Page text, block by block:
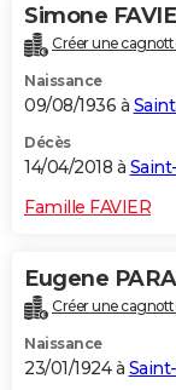
Simone
Créer une
Naissance
09/08/1936 à
Décès
14/04/2018 à
Famille FAVIER
Eugene
Créer une
Naissance
23/01/1924 à